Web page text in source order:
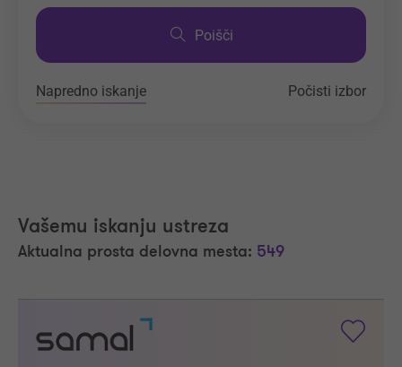
Poišči
Napredno iskanje Počisti izbor
Vašemu iskanju ustreza
Aktualna prosta delovna mesta: 549